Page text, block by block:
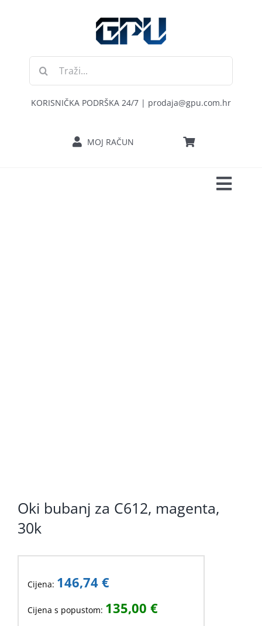
Traži...
KORISNIČKA PODRŠKA 24/7 | prodaja@gpu.com.hr
MOJ RAČUN
Oki bubanj za C612, magenta,
30k
Cijena: 146,74 €
Cijena s popustom: 135,00 €